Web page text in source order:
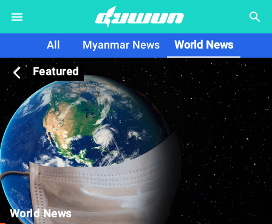
search
All Myanmar News
World News
Featured
arrow_back_ios
World News